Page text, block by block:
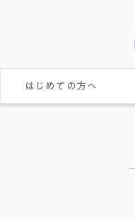
はじめての方へ